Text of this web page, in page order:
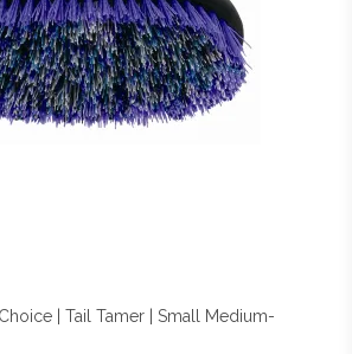
| Tail Tamer | Small Medium-